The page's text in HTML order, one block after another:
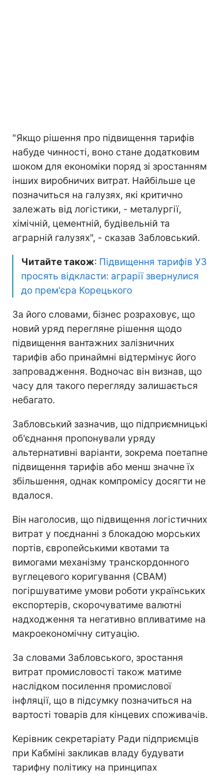
"Якщо рішення про підвищення тарифів
набуде чинності, воно стане додатковим
шоком для економіки поряд зі зростанням
інших виробничих витрат. Найбільше це
позначиться на галузях, які критично
залежать від логістики, - металургії,
хімічній, цементній, будівельній та
аграрній галузях", - сказав Забловський.
Читайте також: Підвищення тарифів УЗ
просять відкласти: аграрії звернулися
до прем'єра Корецького
За його словами, бізнес розраховує, що
новий уряд перегляне рішення щодо
підвищення вантажних залізничних
тарифів або принаймні відтермінує його
запровадження. Водночас він визнав, що
часу для такого перегляду залишається
небагато.
Забловський зазначив, що підприємницькі
об'єднання пропонували уряду
альтернативні варіанти, зокрема поетапне
підвищення тарифів або менш значне їх
збільшення, однак компромісу досягти не
вдалося.
Він наголосив, що підвищення логістичних
витрат у поєднанні з блокадою морських
портів, європейськими квотами та
вимогами механізму транскордонного
вуглецевого коригування (CBAM)
погіршуватиме умови роботи українських
експортерів, скорочуватиме валютні
надходження та негативно впливатиме на
макроекономічну ситуацію.
За словами Забловського, зростання
витрат промисловості також матиме
наслідком посилення промислової
інфляції, що в підсумку позначиться на
вартості товарів для кінцевих споживачів.
Керівник секретаріату Ради підприємців
при Кабміні закликав владу будувати
тарифну політику на принципах